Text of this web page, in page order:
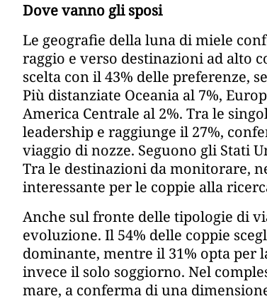
Dove vanno gli sposi
Le geografie della luna di miele
raggio e verso destinazioni ad alto
scelta con il 43% delle preferenze,
Più distanziate Oceania al 7%,
America Centrale al 2%. Tra le
leadership e raggiunge il 27%,
viaggio di nozze. Seguono gli Stati
Tra le destinazioni da monitorare,
interessante per le coppie alla
Anche sul fronte delle tipologie di
evoluzione. Il 54% delle coppie
dominante, mentre il 31% opta per
invece il solo soggiorno. Nel
mare, a conferma di una